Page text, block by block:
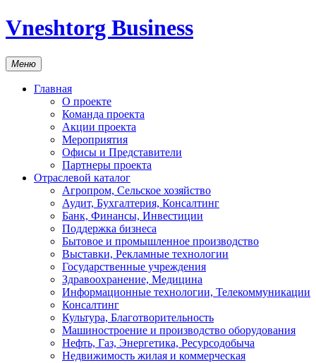
Vneshtorg Business
Меню
Главная
О проекте
Команда проекта
Акции проекта
Мероприятия
Офисы и Представители
Партнеры проекта
Отраслевой каталог
Агропром, Сельское хозяйство
Аудит, Бухгалтерия, Консалтинг
Банк, Финансы, Инвестиции
Поддержка бизнеса
Бытовое и промышленное производство
Выставки, Рекламные технологии
Государственные учреждения
Здравоохранение, Медицина
Информационные технологии, Телекоммуникации
Консалтинг
Культура, Благотворительность
Машиностроение и производство оборудования
Нефть, Газ, Энергетика, Ресурсодобыча
Недвижимость жилая и коммерческая